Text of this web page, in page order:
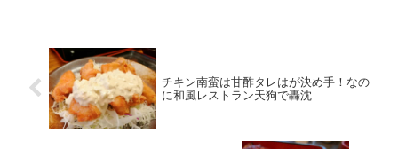
チキン南蛮は甘酢タレはが決め手！なの
に和風レストラン天狗で轟沈